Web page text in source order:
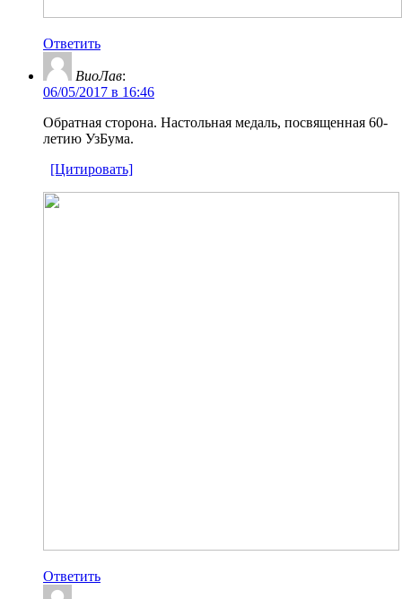
Ответить
ВиоЛав:
06/05/2017 в 16:46
Обратная сторона. Настольная медаль, посвященная 60-
летию УзБума.
[Цитировать]
Ответить